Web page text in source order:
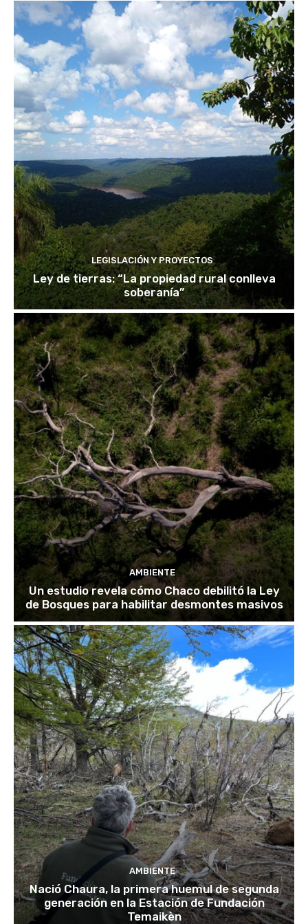
LEGISLACIÓN Y PROYECTOS
Ley de tierras: “La propiedad rural conlleva
soberanía”
AMBIENTE
Un estudio revela cómo Chaco debilitó la Ley
de Bosques para habilitar desmontes masivos
AMBIENTE
Nació Chaura, la primera huemul de segunda
generación en la Estación de Fundación
Temaikèn